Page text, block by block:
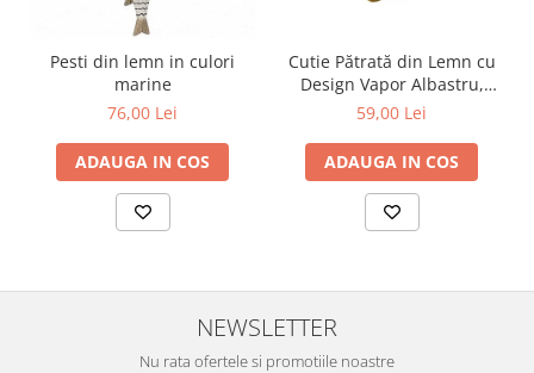
Pesti din lemn in culori
marine
76,00 Lei
ADAUGA IN COS
Cutie Pătrată din Lemn cu
Design Vapor Albastru,
9*9CM
59,00 Lei
ADAUGA IN COS
NEWSLETTER
Nu rata ofertele si promotiile noastre